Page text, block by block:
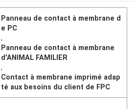
Panneau de contact à membrane d
e PC
,
Panneau de contact à membrane
d'ANIMAL FAMILIER
,
Contact à membrane imprimé adap
té aux besoins du client de FPC